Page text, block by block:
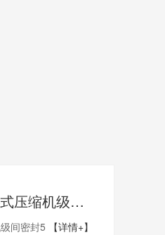
鑫钻小知识 | 离心式压缩机级间密封5
间密封5 【详情+】